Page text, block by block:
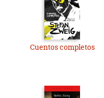
Cuentos completos